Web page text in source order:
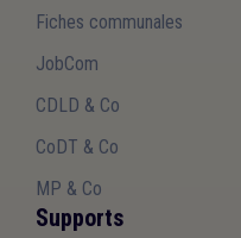
Fiches communales
JobCom
CDLD & Co
CoDT & Co
MP & Co
Supports